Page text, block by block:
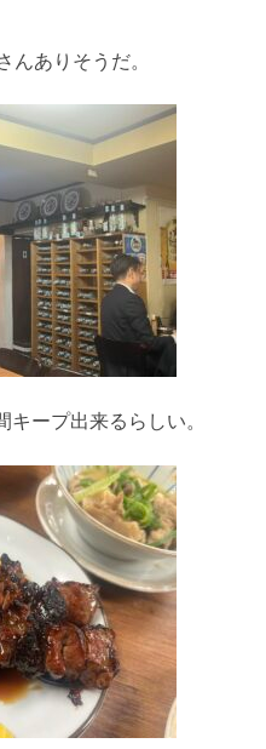
んありそうだ。
ープ出来るらしい。